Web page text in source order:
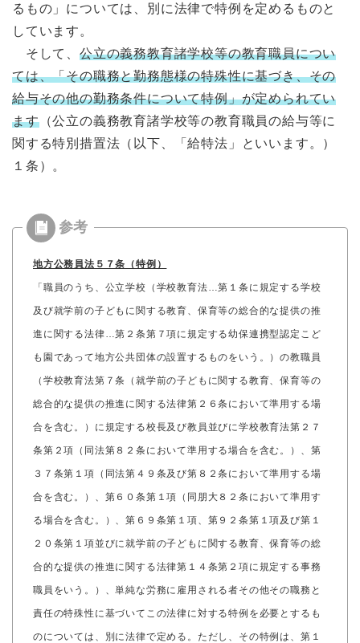
るもの」については、別に法律で特例を定めるものと
しています。
そして、公立の義務教育諸学校等の教育職員につい
ては、「その職務と勤務態様の特殊性に基づき、その
給与その他の勤務条件について特例」が定められてい
ます（公立の義務教育諸学校等の教育職員の給与等に
関する特別措置法（以下、「給特法」といいます。）
１条）。
地方公務員法５７条（特例）
「職員のうち、公立学校（学校教育法…第１条に規定する学校
及び就学前の子どもに関する教育、保育等の総合的な提供の推
進に関する法律…第２条第７項に規定する幼保連携型認定こど
も園であって地方公共団体の設置するものをいう。）の教職員
（学校教育法第７条（就学前の子どもに関する教育、保育等の
総合的な提供の推進に関する法律第２６条において準用する場
合を含む。）に規定する校長及び教員並びに学校教育法第２７
条第２項（同法第８２条において準用する場合を含む。）、第
３７条第１項（同法第４９条及び第８２条において準用する場
合を含む。）、第６０条第１項（同朋大８２条において準用す
る場合を含む。）、第６９条第１項、第９２条第１項及び第１
２０条第１項並びに就学前の子どもに関する教育、保育等の総
合的な提供の推進に関する法律第１４条第２項に規定する事務
職員をいう。）、単純な労務に雇用される者その他その職務と
責任の特殊性に基づいてこの法律に対する特例を必要とするも
のについては、別に法律で定める。ただし、その特例は、第１